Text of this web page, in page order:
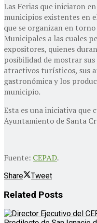
Las Ferias que iniciaron
municipios existentes en
que se organizan en
Municipales a las cuales
expositores, quienes
posibilidad de mostrar
atractivos turísticos, sus
gastronómica y los
municipio.
Esta es una iniciativa que
Ayuntamiento de Santa
Fuente: CEPAD.
Share Tweet
Related Posts